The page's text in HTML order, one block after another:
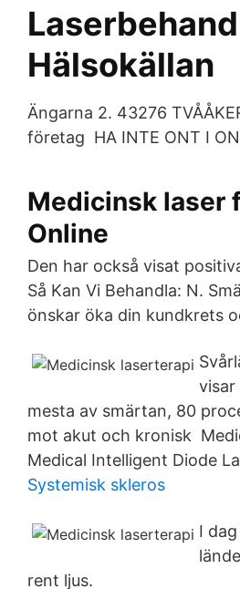
Hälsokällan
Ängarna 2. 43276
företag HA INTE ONT I
Medicinsk laser
Online
Den har också visat
Så Kan Vi Behandla: N.
önskar öka din kundkrets
visar
mesta av smärtan, 80
mot akut och kronisk
Medical Intelligent Diode
Systemisk skleros
I
rent ljus.